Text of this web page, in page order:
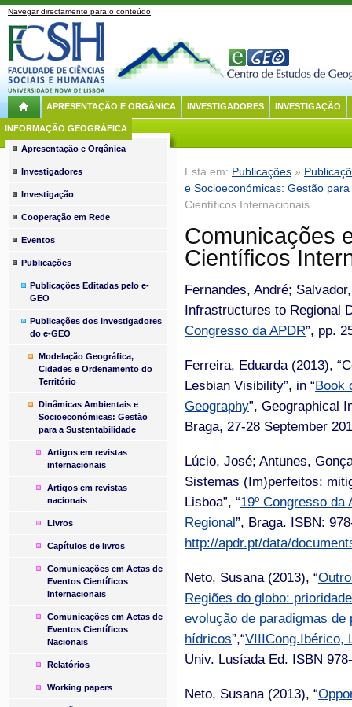
Navegar directamente para o conteúdo
APRESENTAÇÃO E ORGÂNICA INVESTIGADORES INVESTIGAÇÃO
INFORMAÇÃO GEOGRÁFICA
Está em: Publicações »
e Socioeconómicas: Gestão
Científicos Internacionais
Comunicações
Científicos
Fernandes, André;
Infrastructures to Regional
Congresso da APDR”, pp.
Ferreira, Eduarda (2013),
Lesbian Visibility”, in “Book
Geography”, Geographical
Braga, 27-28 September
Lúcio, José; Antunes,
Sistemas (Im)perfeitos:
Lisboa”, “19º Congresso
Regional”, Braga. ISBN:
http://apdr.pt/data/
Neto, Susana (2013), “
Regiões do globo:
evolução de paradigmas
hídricos”,“VIIICong.Ibérico,
Univ. Lusíada Ed. ISBN
Neto, Susana (2013), “
Apresentação e Orgânica
Investigadores
Investigação
Cooperação em Rede
Eventos
Publicações
Publicações Editadas pelo e-
GEO
Publicações dos Investigadores
do e-GEO
Modelação Geográfica,
Cidades e Ordenamento do
Território
Dinâmicas Ambientais e
Socioeconómicas: Gestão
para a Sustentabilidade
Artigos em revistas
internacionais
Artigos em revistas
nacionais
Livros
Capítulos de livros
Comunicações em Actas de
Eventos Científicos
Internacionais
Comunicações em Actas de
Eventos Científicos
Nacionais
Relatórios
Working papers